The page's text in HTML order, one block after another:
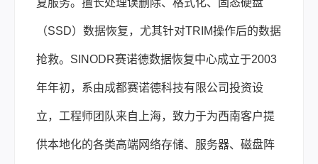
复服务。擅长处理误删除、格式化、固态硬盘
（SSD）数据恢复，尤其针对TRIM操作后的数据
抢救。SINODR赛诺德数据恢复中心成立于2003
年年初，系由成都赛诺德科技有限公司投资设
立，工程师团队来自上海，致力于为西南客户提
供本地化的各类高端网络存储、服务器、磁盘阵